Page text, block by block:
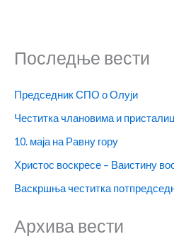
Последње вести
Председник СПО о Олуји
Честитка члановима и
10. маја на Равну гору
Христос воскресе – Ваистину
Васкршња честитка
Архива вести